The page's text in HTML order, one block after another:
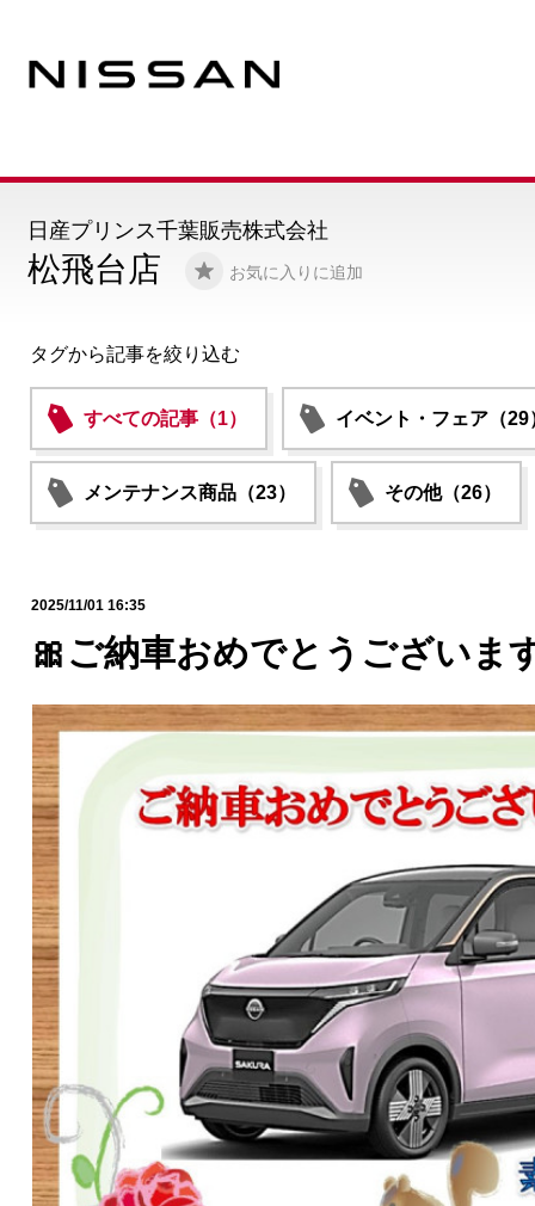
松飛台店 お気に入りに追加
日産プリンス千葉販売株式会社
タグから記事を絞り込む
すべての記事（1） イベント・フェア（29
メンテナンス商品（23） その他（26）
2025/11/01 16:35
🎀ご納車おめでとうございま